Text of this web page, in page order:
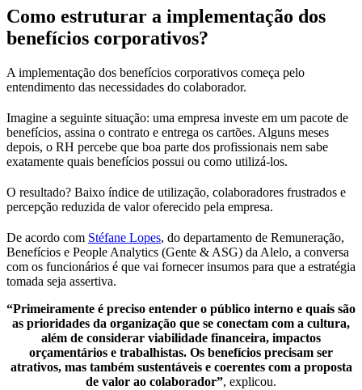
Como estruturar a implementação dos
benefícios corporativos?
A implementação dos benefícios corporativos começa pelo
entendimento das necessidades do colaborador.
Imagine a seguinte situação: uma empresa investe em um pacote de
benefícios, assina o contrato e entrega os cartões. Alguns meses
depois, o RH percebe que boa parte dos profissionais nem sabe
exatamente quais benefícios possui ou como utilizá-los.
O resultado? Baixo índice de utilização, colaboradores frustrados e
percepção reduzida de valor oferecido pela empresa.
De acordo com Stéfane Lopes, do departamento de Remuneração,
Benefícios e People Analytics (Gente & ASG) da Alelo, a conversa
com os funcionários é que vai fornecer insumos para que a estratégia
tomada seja assertiva.
“Primeiramente é preciso entender o público interno e quais são
as prioridades da organização que se conectam com a cultura,
além de considerar viabilidade financeira, impactos
orçamentários e trabalhistas. Os benefícios precisam ser
atrativos, mas também sustentáveis e coerentes com a proposta
de valor ao colaborador”, explicou.